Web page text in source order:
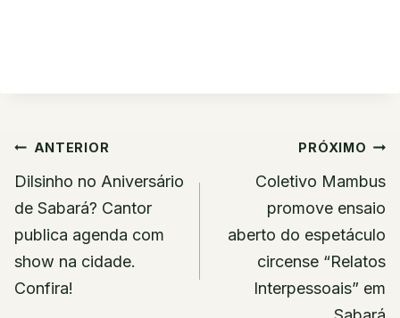
Navegação
de
Post
ANTERIOR
Dilsinho no Aniversário
de Sabará? Cantor
publica agenda com
show na cidade.
Confira!
PRÓXIMO
Coletivo Mambus
promove ensaio
aberto do espetáculo
circense “Relatos
Interpessoais” em